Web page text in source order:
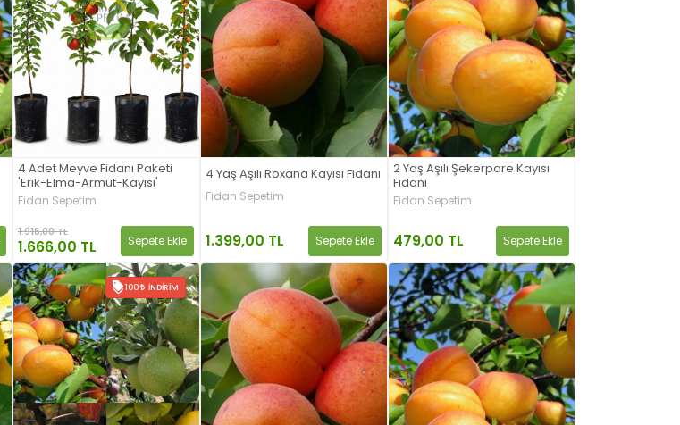
4 Adet Meyve Fidanı Paketi
'Erik-Elma-Armut-Kayısı'
Fidan Sepetim
1.916,00 TL
1.666,00 TL Sepete Ekle
4 Yaş Aşılı Roxana Kayısı Fidanı
Fidan Sepetim
1.399,00 TL Sepete Ekle
2 Yaş Aşılı Şekerpare Kayısı
Fidanı
Fidan Sepetim
479,00 TL Sepete Ekle
100 İNDIRIM